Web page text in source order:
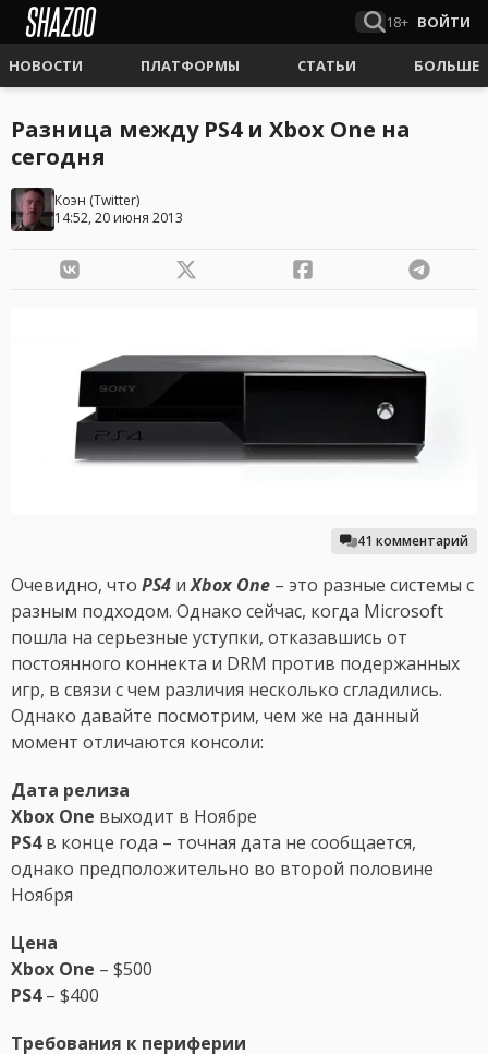
18+ ВОЙТИ
НОВОСТИ ПЛАТФОРМЫ СТАТЬИ БОЛЬШЕ
Разница между PS4 и Xbox One на
сегодня
Коэн (Twitter)
14:52, 20 июня 2013
41 комментарий
Очевидно, что PS4 иXbox One – это разные системы с
разным подходом. Однако сейчас, когда Microsoft
пошла на серьезные уступки, отказавшись от
постоянного коннекта и DRM против подержанных
игр, в связи с чем различия несколько сгладились.
Однако давайте посмотрим, чем же на данный
момент отличаются консоли:
Дата релиза
Xbox One выходит в Ноябре
PS4в конце года – точная дата не сообщается,
однако предположительно во второй половине
Ноября
Цена
Xbox One – $500
PS4– $400
Требования к периферии